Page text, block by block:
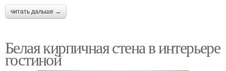
читать дальше →
Белая кирпичная стена в интерьере
гостиной